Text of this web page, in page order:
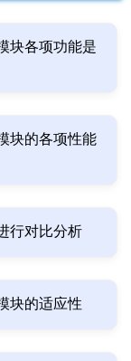
块各项功能是
块的各项性能
行对比分析
块的适应性